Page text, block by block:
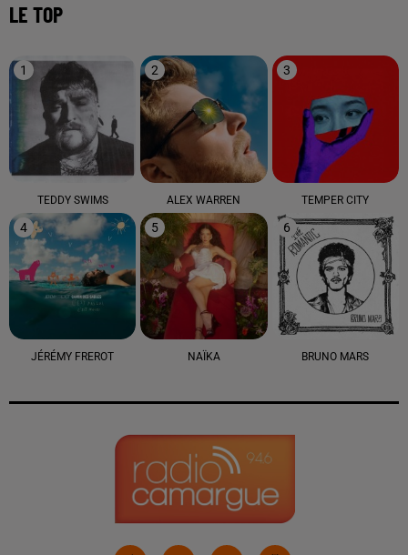
LE TOP
1
TEDDY SWIMS
2
ALEX WARREN
3
TEMPER CITY
4
JÉRÉMY FREROT
5
NAÏKA
6
BRUNO MARS